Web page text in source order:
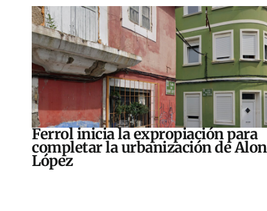
Ferrol inicia la expropiación para
completar la urbanización de
López